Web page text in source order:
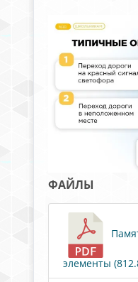
ФАЙЛЫ
элементы